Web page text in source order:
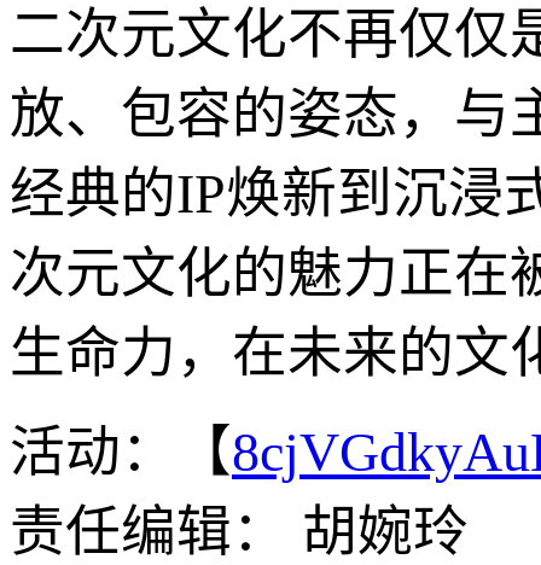
二次元文化不再仅仅
放、包容的姿态，与
经典的IP焕新到沉浸
次元文化的魅力正在
生命力，在未来的文
活动：【
责任编辑： 胡婉玲